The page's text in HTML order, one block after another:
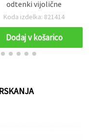
odtenki vijolične
Koda izdelka: 821414
Dodaj v košarico